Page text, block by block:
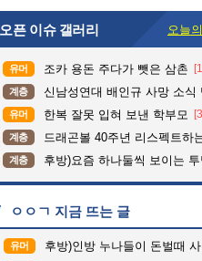
오픈 이슈 갤러리 오늘
유머 조카 용돈 주다가 뺏은 삼촌
계층 신남성연대 배인규 사망 소식
유머 한복 잘못 입혀 보낸 학부모
계층 드래곤볼 40주년 리스펙트하
계층 후방)요즘 하나둘씩 보이는
ㅇㅇㄱ 지금 뜨는 글
유머 후방)인방 누나들이 돈벌때 사용하